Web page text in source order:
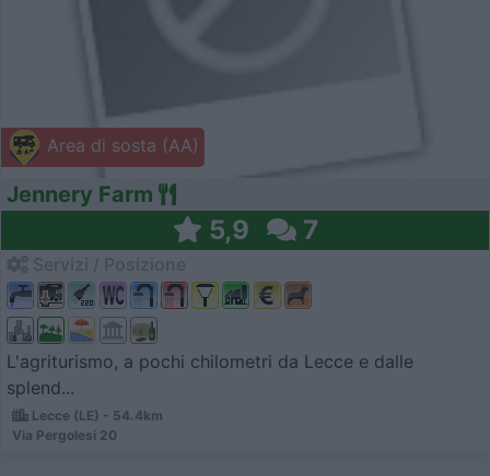
Area di sosta (AA)
Jennery Farm
5,9 7
L'agriturismo, a pochi chilometri da Lecce e dalle
splend...
Lecce (LE) - 54.4km
Via Pergolesi 20